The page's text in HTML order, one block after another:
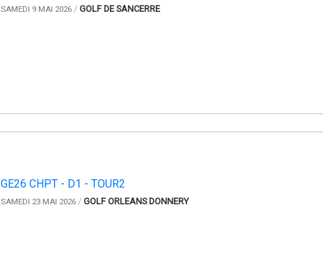
SAMEDI 9 MAI 2026 / GOLF DE SANCERRE
GE26 CHPT - D1 - TOUR2
SAMEDI 23 MAI 2026 / GOLF ORLEANS DONNERY